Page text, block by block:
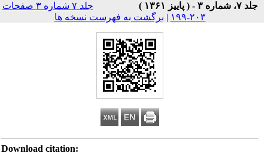
جلد ۷، شماره ۳ - ( پاییز ۱۳۶۱ )
جلد ۷ شماره ۳ صفحات
۲۰۳-۱۹۹
| برگشت به فهرست نسخه ها
Download citation: